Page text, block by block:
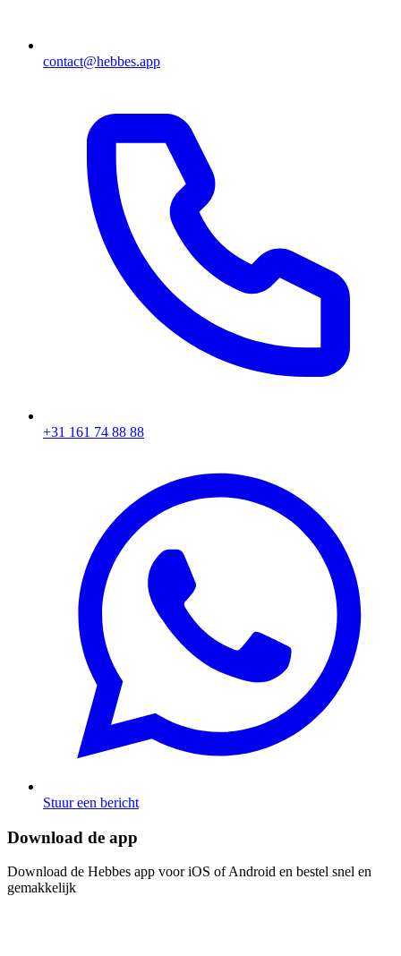
contact@hebbes.app
+31 161 74 88 88‬​​​​‌ ‍ ​‍​‍‌‍ ‌ ​‍‌‍‍‌‌‍‌ ‌‍‍‌‌‍ ‍​‍​‍​ ‍‍​‍​‍‌ ​ ‌‍​‌‌‍ ‍‌‍‍‌‌ ‌​‌ ‍‌​‍ ‍‌‍‍‌‌‍ ​‍​‍​‍ ​​‍​‍‌‍‍​‌ ​‍‌‍‌‌‌‍‌‍​‍​‍​ ‍‍​‍​‍‌‍‍​‌ ‌​‌ ‌​‌ ​​​ ‍‍​‍ ​‍ ‌‍ ​‌‍ ‌‍​ ‌‍​‌‌‍ ​‌‍‍​‌‍ ‌ ​ ‌ ‌​​ ‍‍​ ​ ​ ​ ​ ​ ​ ​ ​‍ ‌‍‍‌‌‍ ‍‌ ‌​‌‍‌‌‌‍ ‍‌ ‌​​‍ ‌‍‌‌‌‍‌​‌‍‍‌‌ ‌​​‍ ‌‍ ‌‌‍ ‌‍‌​‌‍‌‌​ ‌‌ ​​‌ ​‍‌‍‌‌‌ ​ ‌‍‌‌‌‍ ‍‌ ‌​‌‍​‌‌ ‌​‌‍‍‌‌‍ ‌‍ ‍​ ‍ ‌‍‍‌‌‍‌​​ ‌‌‍‌ ‌‍ ​‌‍ ‌‍​‍‌‍​‌‌‍ ​​ ‍ ‌ ‌​‌ ‍‌‌ ​​‌‍‌‌​ ‌‌‍‌ ‌‍ ​‌‍ ‌‍​‍‌‍​‌‌‍ ​​ ‍ ‌ ​​‌‍​‌‌ ‌​‌‍‍​​ ‌‌‍​ ‌‍ ‌‍ ‍‌ ‌​‌‍​‌‌‍​ ‌ ‌​​‍ ‍‌ ​​‌‍‍​‌‍ ‌‍ ‍‌‍‌‌​ ‌‍​‍‌‍​‌‌ ​ ‌‍‌‌‌‌‌‌‌ ​‍‌‍ ​​ ‌‌‍‍​‌ ‌​‌ ‌​‌ ​​​‍‌‌​ ​ ‌​​‌​‍‌‌​ ​‍‌​‌‍​‍‌‌​ ​‍‌​‌‍‌‍ ​‌‍ ‌‍​ ‌‍​‌‌‍ ​‌‍‍​‌‍ ‌ ​ ‌ ‌​​‍‌‌​ ​ ‌​​‌​ ​ ​ ​ ​ ​ ​ ​ ​‍‌‍‌‍‍‌‌‍‌​​ ‌‌‍‌ ‌‍ ​‌‍ ‌‍​‍‌‍​‌‌‍ ​​‍‌‍‌ ‌​‌ ‍‌‌ ​​‌‍‌‌​ ‌‌‍‌ ‌‍ ​‌‍ ‌‍​‍‌‍​‌‌‍ ​​‍‌‍‌ ​​‌‍​‌‌ ‌​‌‍‍​​ ‌‌‍​ ‌‍ ‌‍ ‍‌ ‌​‌‍​‌‌‍​ ‌ ‌​​‍ ‍‌ ​​‌‍‍​‌‍ ‌‍ ‍‌‍‌‌​‍‌‍‌ ​​‌‍‌‌‌ ​‍‌ ​ ‌ ​​‌‍‌‌‌‍​ ‌ ‌​‌‍‍‌‌ ‌‍‌‍‌‌​ ‌‌ ​​‌ ‌‌‌‍​‍‌‍ ​‌‍‍‌‌ ​ ‌‍‍​‌‍‌‌‌‍‌​​‍​‍‌ ‌
Stuur een bericht
Download de app​​​​‌ ‍ ​‍​‍‌‍ ‌ ​‍‌‍‍‌‌‍‌ ‌‍‍‌‌‍ ‍​‍​‍​ ‍‍​‍​‍‌ ​ ‌‍​‌‌‍ ‍‌‍‍‌‌ ‌​‌ ‍‌​‍ ‍‌‍‍‌‌‍ ​‍​‍​‍ ​​‍​‍‌‍‍​‌ ​‍‌‍‌‌‌‍‌‍​‍​‍​ ‍‍​‍​‍‌‍‍​‌ ‌​‌ ‌​‌ ​​​ ‍‍​‍ ​‍ ‌‍ ​‌‍ ‌‍​ ‌‍​‌‌‍ ​‌‍‍​‌‍ ‌ ​ ‌ ‌​​ ‍‍​ ​ ​ ​ ​ ​ ​ ​ ​‍ ‌‍‍‌‌‍ ‍‌ ‌​‌‍‌‌‌‍ ‍‌ ‌​​‍ ‌‍‌‌‌‍‌​‌‍‍‌‌ ‌​​‍ ‌‍ ‌‌‍ ‌‍‌​‌‍‌‌​ ‌‌ ​​‌ ​‍‌‍‌‌‌ ​ ‌‍‌‌‌‍ ‍‌ ‌​‌‍​‌‌ ‌​‌‍‍‌‌‍ ‌‍ ‍​ ‍ ‌‍‍‌‌‍‌​​ ‌‌‍‌ ‌‍ ​‌‍ ‌‍​‍‌‍​‌‌‍ ​​ ‍ ‌ ‌​‌ ‍‌‌ ​​‌‍‌‌​ ‌‌‍‌ ‌‍ ​‌‍ ‌‍​‍‌‍​‌‌‍ ​​ ‍ ‌ ​​‌‍​‌‌ ‌​‌‍‍​​ ‌‌‍‌‍‌‍ ‌‍ ‌ ‌​‌‍‌‌‌ ​‍​‍ ‍‌‍​‌‌ ​​‌ ​​‌​‌​‌‍ ‌ ‌ ‌‍ ‍‌‍ ​‌‍ ‌‍​‌‌‍‌​​‍ ‍‌ ‌​‌‍‍‌‌ ‌​‌‍ ​‌‍‌‌​ ‌‍​‍‌‍​‌‌ ​ ‌‍‌‌‌‌‌‌‌ ​‍‌‍ ​​ ‌‌‍‍​‌ ‌​‌ ‌​‌ ​​​‍‌‌​ ​ ‌​​‌​‍‌‌​ ​‍‌​‌‍​‍‌‌​ ​‍‌​‌‍‌‍ ​‌‍ ‌‍​ ‌‍​‌‌‍ ​‌‍‍​‌‍ ‌ ​ ‌ ‌​​‍‌‌​ ​ ‌​​‌​ ​ ​ ​ ​ ​ ​ ​ ​‍‌‍‌‍‍‌‌‍‌​​ ‌‌‍‌ ‌‍ ​‌‍ ‌‍​‍‌‍​‌‌‍ ​​‍‌‍‌ ‌​‌ ‍‌‌ ​​‌‍‌‌​ ‌‌‍‌ ‌‍ ​‌‍ ‌‍​‍‌‍​‌‌‍ ​​‍‌‍‌ ​​‌‍​‌‌ ‌​‌‍‍​​ ‌‌‍‌‍‌‍ ‌‍ ‌ ‌​‌‍‌‌‌ ​‍​‍ ‍‌‍​‌‌ ​​‌ ​​‌​‌​‌‍ ‌ ‌ ‌‍ ‍‌‍ ​‌‍ ‌‍​‌‌‍‌​​‍ ‍‌ ‌​‌‍‍‌‌ ‌​‌‍ ​‌‍‌‌​‍‌‍‌ ​​‌‍‌‌‌ ​‍‌ ​ ‌ ​​‌‍‌‌‌‍​ ‌ ‌​‌‍‍‌‌ ‌‍‌‍‌‌​ ‌‌ ​​‌ ‌‌‌‍​‍‌‍ ​‌‍‍‌‌ ​ ‌‍‍​‌‍‌‌‌‍‌​​‍​‍‌ ‌
Download de Hebbes app voor iOS of Android en bestel snel en
gemakkelijk​​​​‌ ‍ ​‍​‍‌‍ ‌ ​‍‌‍‍‌‌‍‌ ‌‍‍‌‌‍ ‍​‍​‍​ ‍‍​‍​‍‌ ​ ‌‍​‌‌‍ ‍‌‍‍‌‌ ‌​‌ ‍‌​‍ ‍‌‍‍‌‌‍ ​‍​‍​‍ ​​‍​‍‌‍‍​‌ ​‍‌‍‌‌‌‍‌‍​‍​‍​ ‍‍​‍​‍‌‍‍​‌ ‌​‌ ‌​‌ ​​​ ‍‍​‍ ​‍ ‌‍ ​‌‍ ‌‍​ ‌‍​‌‌‍ ​‌‍‍​‌‍ ‌ ​ ‌ ‌​​ ‍‍​ ​ ​ ​ ​ ​ ​ ​ ​‍ ‌‍‍‌‌‍ ‍‌ ‌​‌‍‌‌‌‍ ‍‌ ‌​​‍ ‌‍‌‌‌‍‌​‌‍‍‌‌ ‌​​‍ ‌‍ ‌‌‍ ‌‍‌​‌‍‌‌​ ‌‌ ​​‌ ​‍‌‍‌‌‌ ​ ‌‍‌‌‌‍ ‍‌ ‌​‌‍​‌‌ ‌​‌‍‍‌‌‍ ‌‍ ‍​ ‍ ‌‍‍‌‌‍‌​​ ‌‌‍‌ ‌‍ ​‌‍ ‌‍​‍‌‍​‌‌‍ ​​ ‍ ‌ ‌​‌ ‍‌‌ ​​‌‍‌‌​ ‌‌‍‌ ‌‍ ​‌‍ ‌‍​‍‌‍​‌‌‍ ​​ ‍ ‌ ​​‌‍​‌‌ ‌​‌‍‍​​ ‌‌‍‌‍‌‍ ‌‍ ‌ ‌​‌‍‌‌‌ ​‍​‍ ‍‌‍​‌‌ ​​‌ ​​‌​‌​‌‍ ‌ ‌ ‌‍ ‍‌‍ ​‌‍ ‌‍​‌‌‍‌​​‍ ‍‌‍‌​‌‍‌‌‌ ​ ‌‍​ ‌ ​‍‌‍‍‌‌ ​​‌ ‌​‌‍‍‌‌‍ ‌‍ ‍​ ‌‍​‍‌‍​‌‌ ​ ‌‍‌‌‌‌‌‌‌ ​‍‌‍ ​​ ‌‌‍‍​‌ ‌​‌ ‌​‌ ​​​‍‌‌​ ​ ‌​​‌​‍‌‌​ ​‍‌​‌‍​‍‌‌​ ​‍‌​‌‍‌‍ ​‌‍ ‌‍​ ‌‍​‌‌‍ ​‌‍‍​‌‍ ‌ ​ ‌ ‌​​‍‌‌​ ​ ‌​​‌​ ​ ​ ​ ​ ​ ​ ​ ​‍‌‍‌‍‍‌‌‍‌​​ ‌‌‍‌ ‌‍ ​‌‍ ‌‍​‍‌‍​‌‌‍ ​​‍‌‍‌ ‌​‌ ‍‌‌ ​​‌‍‌‌​ ‌‌‍‌ ‌‍ ​‌‍ ‌‍​‍‌‍​‌‌‍ ​​‍‌‍‌ ​​‌‍​‌‌ ‌​‌‍‍​​ ‌‌‍‌‍‌‍ ‌‍ ‌ ‌​‌‍‌‌‌ ​‍​‍ ‍‌‍​‌‌ ​​‌ ​​‌​‌​‌‍ ‌ ‌ ‌‍ ‍‌‍ ​‌‍ ‌‍​‌‌‍‌​​‍ ‍‌‍‌​‌‍‌‌‌ ​ ‌‍​ ‌ ​‍‌‍‍‌‌ ​​‌ ‌​‌‍‍‌‌‍ ‌‍ ‍​‍‌‍‌ ​​‌‍‌‌‌ ​‍‌ ​ ‌ ​​‌‍‌‌‌‍​ ‌ ‌​‌‍‍‌‌ ‌‍‌‍‌‌​ ‌‌ ​​‌ ‌‌‌‍​‍‌‍ ​‌‍‍‌‌ ​ ‌‍‍​‌‍‌‌‌‍‌​​‍​‍‌ ‌